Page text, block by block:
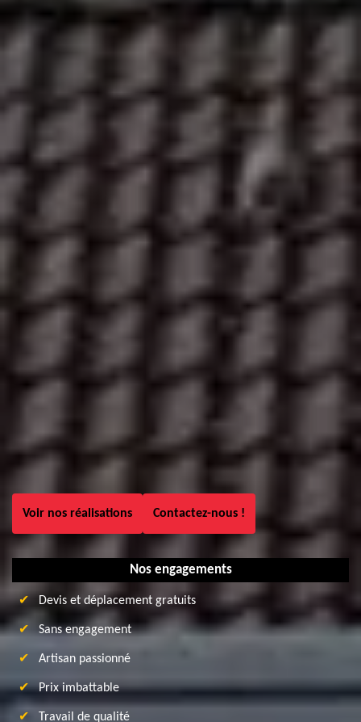
Voir nos réalisations Contactez-nous !
Nos engagements
Devis et déplacement gratuits
Sans engagement
Artisan passionné
Prix imbattable
Travail de qualité